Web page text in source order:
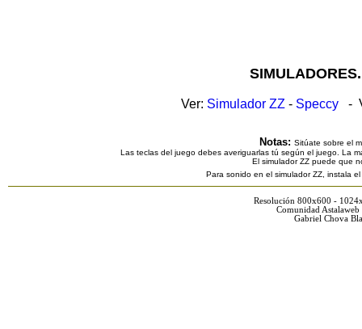
Ver: Simulador ZZ - Speccy -
Notas: Sitúate sobre el
Las teclas del juego debes averiguarlas tú según el juego. La
El simulador ZZ puede que
Para sonido en el simulador ZZ, instala
Resolución 800x600 -
Comunidad
Gabriel Chova